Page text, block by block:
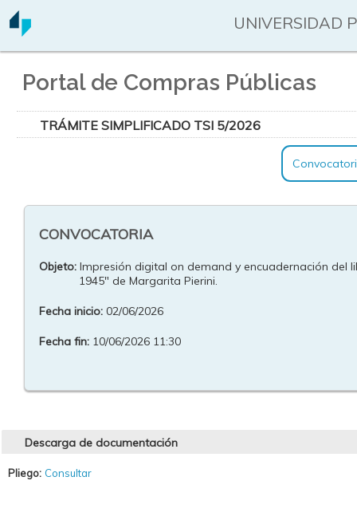
UNIVERSIDAD
Portal de Compras Públicas
TRÁMITE SIMPLIFICADO TSI 5/2026
CONVOCATORIA
Objeto: Impresión digital on demand y encuadernación del
1945" de Margarita Pierini.
Fecha inicio: 02/06/2026
Fecha fin: 10/06/2026 11:30
Descarga de documentación
Pliego: Consultar